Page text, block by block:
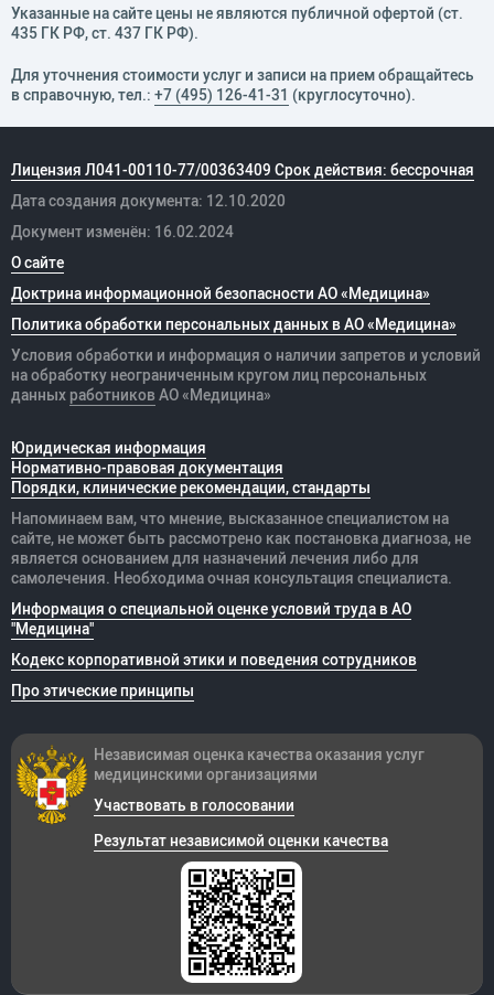
Указанные на сайте цены не являются публичной офертой (ст.
435 ГК РФ, cт. 437 ГК РФ).
Для уточнения стоимости услуг и записи на прием обращайтесь
в справочную, тел.: +7 (495) 126-41-31 (круглосуточно).
Лицензия Л041-00110-77/00363409 Срок действия: бессрочная
Дата создания документа: 12.10.2020
Документ изменён: 16.02.2024
О сайте
Доктрина информационной безопасности АО «Медицина»
Политика обработки персональных данных в АО «Медицина»
Условия обработки и информация о наличии запретов и условий
на обработку неограниченным кругом лиц персональных
данных работников АО «Медицина»
Юридическая информация
Нормативно-правовая документация
Порядки, клинические рекомендации, стандарты
Напоминаем вам, что мнение, высказанное специалистом на
сайте, не может быть рассмотрено как постановка диагноза, не
является основанием для назначений лечения либо для
самолечения. Необходима очная консультация специалиста.
Информация о специальной оценке условий труда в АО
"Медицина"
Кодекс корпоративной этики и поведения сотрудников
Про этические принципы
Независимая оценка качества оказания услуг
медицинскими организациями
Участвовать в голосовании
Результат независимой оценки качества